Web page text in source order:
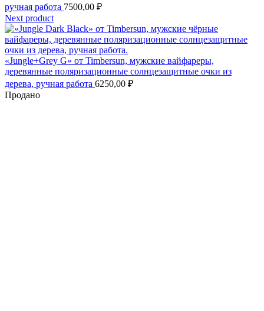
ручная работа 7500,00 ₽
Next product
«Jungle+Grey G» от Timbersun, мужские вайфареры,
деревянные поляризационные солнцезащитные очки из
дерева, ручная работа 6250,00 ₽
Продано